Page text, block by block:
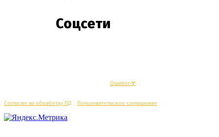
Соцсети
Quantor-∀
Согласие на обработку ПД Пользовательское соглашение